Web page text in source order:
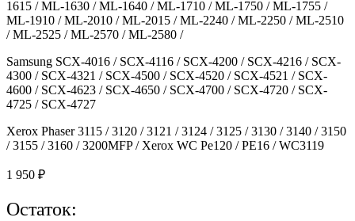
1615 / ML-1630 / ML-1640 / ML-1710 / ML-1750 / ML-1755 /
ML-1910 / ML-2010 / ML-2015 / ML-2240 / ML-2250 / ML-2510
/ ML-2525 / ML-2570 / ML-2580 /
Samsung SCX-4016 / SCX-4116 / SCX-4200 / SCX-4216 / SCX-
4300 / SCX-4321 / SCX-4500 / SCX-4520 / SCX-4521 / SCX-
4600 / SCX-4623 / SCX-4650 / SCX-4700 / SCX-4720 / SCX-
4725 / SCX-4727
Xerox Phaser 3115 / 3120 / 3121 / 3124 / 3125 / 3130 / 3140 / 3150
/ 3155 / 3160 / 3200MFP / Xerox WC Pe120 / PE16 / WC3119
1 950 ₽
Остаток: